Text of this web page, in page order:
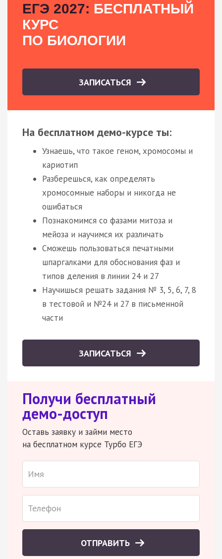
ЕГЭ 2027: БЕСПЛАТНЫЙ
КУРС
ПО БИОЛОГИИ
ЗАПИСАТЬСЯ
На бесплатном демо-курсе ты:
Узнаешь, что такое геном, хромосомы и
кариотип
Разберешься, как определять
хромосомные наборы и никогда не
ошибаться
Познакомимся со фазами митоза и
мейоза и научимся их различать
Сможешь пользоваться печатными
шпаргалками для обоснования фаз и
типов деления в линии 24 и 27
Научишься решать задания № 3, 5, 6, 7, 8
в тестовой и №24 и 27 в письменной
части
ЗАПИСАТЬСЯ
Получи бесплатный
демо-доступ
Оставь заявку и займи место
на бесплатном курсе Турбо ЕГЭ
ОТПРАВИТЬ